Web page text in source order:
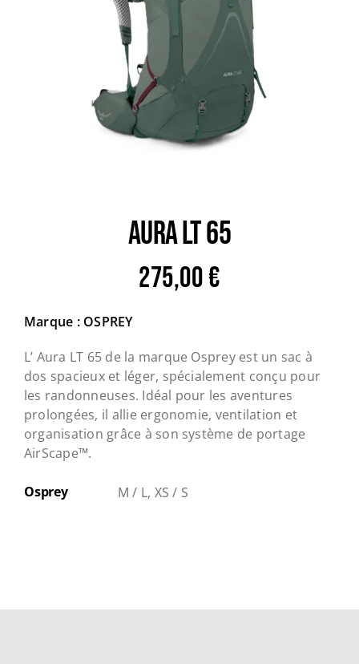
Escalade / Alpinisme
Bons Plans
AURA LT 65
275,00€
Marque : OSPREY
L’ Aura LT 65 de la marque Osprey est un sac à
dos spacieux et léger, spécialement conçu pour
les randonneuses. Idéal pour les aventures
prolongées, il allie ergonomie, ventilation et
organisation grâce à son système de portage
AirScape™.
Osprey M / L, XS / S